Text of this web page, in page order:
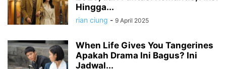
Hingga...
rian ciung - 9 April 2025
When Life Gives You Tangerines
Apakah Drama Ini Bagus? Ini
Jadwal...